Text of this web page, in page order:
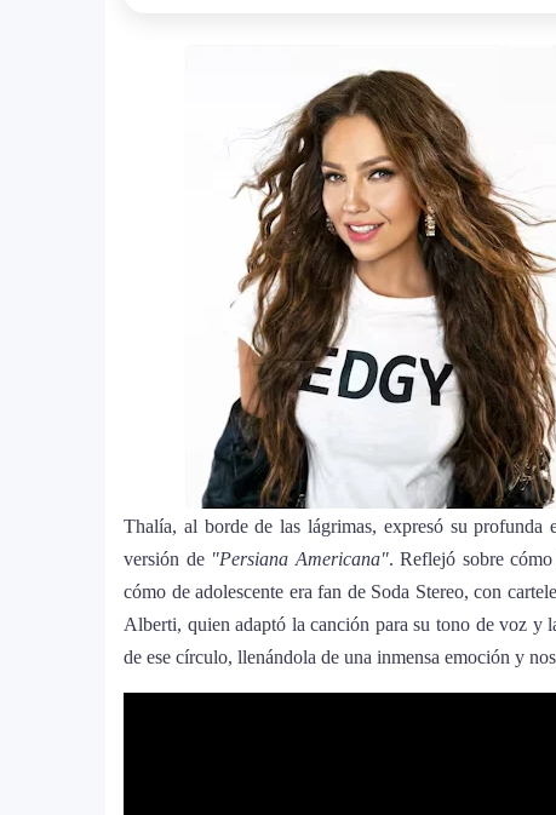
Michael Jackson y la canción
en redes
Lady Gaga sorprende con “Mayhem
que marca el cierre de su era musical
J Balvin y Ryan Castro lanzan
Snake y Eladio Carrión
¿Cristian Castro terminó con
amorosa y confiesa que “no le gusta
Bad Bunny causa revuelo en México
World Tour”
9
Maluma se corona como el mejor
homenaje a la moda colombiana
10
Thalía, al borde de las lágrimas, expresó su
versión de "Persiana Americana". Reflejó sobre
cómo de adolescente era fan de Soda Stereo, con
Alberti, quien adaptó la canción para su tono de voz y
de ese círculo, llenándola de una inmensa emoción y